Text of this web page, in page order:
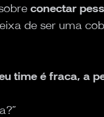
conectar
de ser uma
time é fraca, a